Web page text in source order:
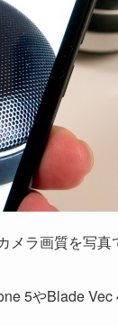
ラ画質を写真
5やBlade Vec